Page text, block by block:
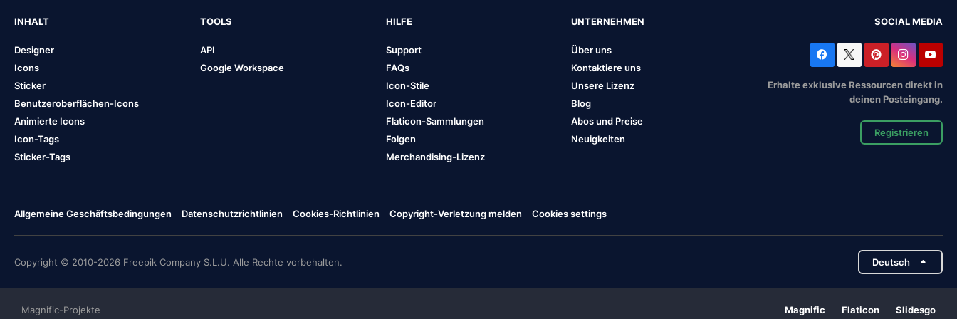
INHALT
Designer
Icons
Sticker
Benutzeroberflächen-Icons
Animierte Icons
Icon-Tags
Sticker-Tags
TOOLS
API
Google Workspace
HILFE
Support
FAQs
Icon-Stile
Icon-Editor
Flaticon-Sammlungen
Folgen
Merchandising-Lizenz
UNTERNEHMEN
Über uns
Kontaktiere uns
Unsere Lizenz
Blog
Abos und Preise
Neuigkeiten
SOCIAL MEDIA
Erhalte exklusive Ressourcen direkt in
deinen Posteingang.
Registrieren
Allgemeine Geschäftsbedingungen Datenschutzrichtlinien Cookies-Richtlinien Copyright-Verletzung melden Cookies settings
Copyright © 2010-2026 Freepik Company S.L.U. Alle Rechte vorbehalten. Deutsch
Magnific-Projekte Magnific Flaticon Slidesgo